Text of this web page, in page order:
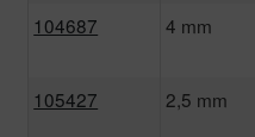
104687 4 mm
105427 2,5 mm